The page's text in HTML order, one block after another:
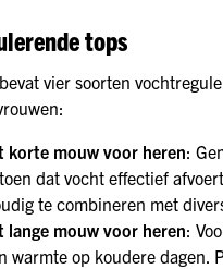
tops
vier soorten
korte mouw voor heren:
dat vocht effectief
te combineren met
lange mouw voor heren:
warmte op koudere dagen.